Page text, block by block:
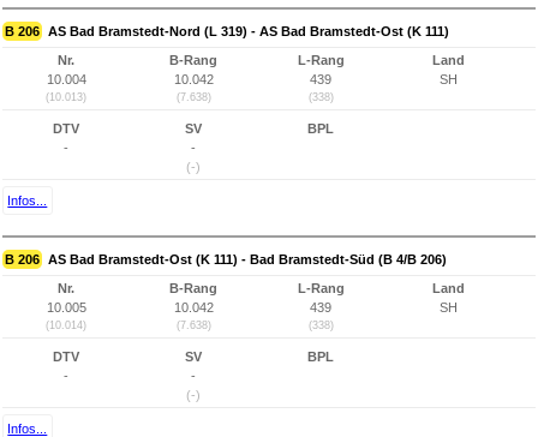
B 206 AS Bad Bramstedt-Nord (L 319) - AS Bad Bramstedt-Ost (K 111)
Nr.
10.004
(10.013)
B-Rang
10.042
(7.638)
L-Rang
439
(338)
Land
SH
DTV
-
SV
-
(-)
BPL
Infos...
B 206 AS Bad Bramstedt-Ost (K 111) - Bad Bramstedt-Süd (B 4/B 206)
Nr.
10.005
(10.014)
B-Rang
10.042
(7.638)
L-Rang
439
(338)
Land
SH
DTV
-
SV
-
(-)
BPL
Infos...